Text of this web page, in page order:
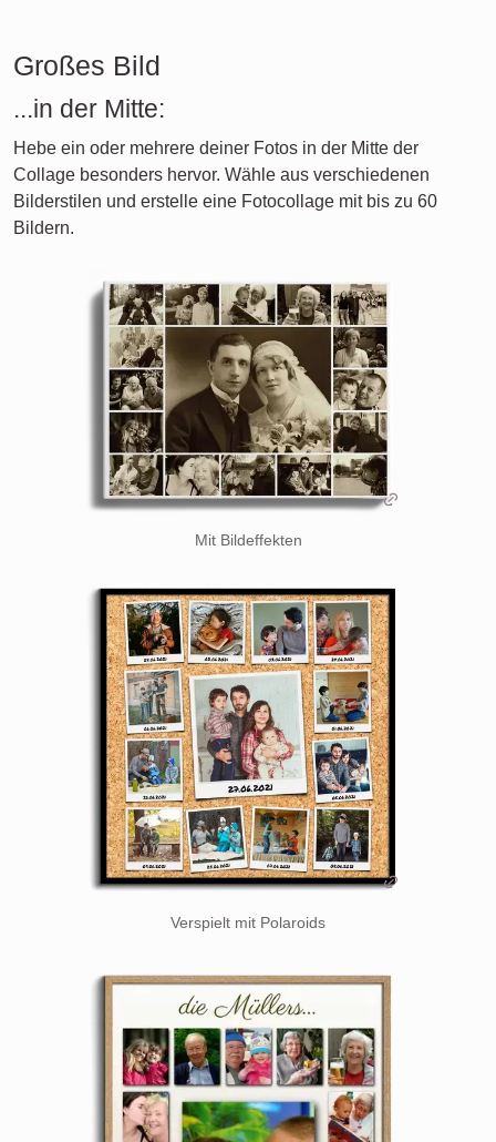
Großes Bild
...in der Mitte:
Hebe ein oder mehrere deiner Fotos in der Mitte der
Collage besonders hervor. Wähle aus verschiedenen
Bilderstilen und erstelle eine Fotocollage mit bis zu 60
Bildern.
Mit Bildeffekten
Verspielt mit Polaroids